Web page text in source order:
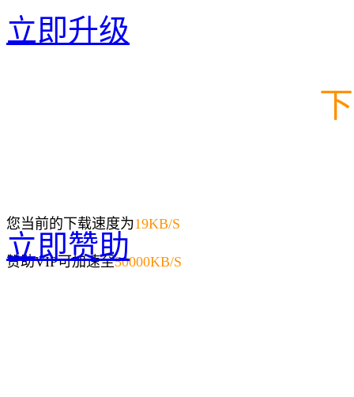
立即升级
您当前的下载速度为19KB/S
赞助VIP可加速至50000KB/S
立即赞助